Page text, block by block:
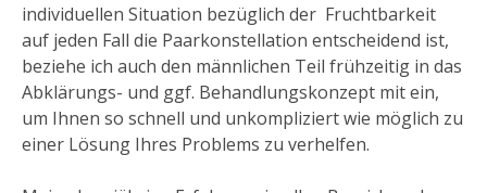
individuellen Situation bezüglich der Fruchtbarkeit
auf jeden Fall die Paarkonstellation entscheidend ist,
beziehe ich auch den männlichen Teil frühzeitig in das
Abklärungs- und ggf. Behandlungskonzept mit ein,
um Ihnen so schnell und unkompliziert wie möglich zu
einer Lösung Ihres Problems zu verhelfen.